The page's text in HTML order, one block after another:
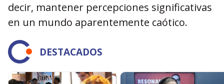
decir, mantener percepciones significativas
en un mundo aparentemente caótico.
DESTACADOS